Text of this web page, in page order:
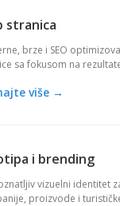
stranica
brze i SEO
sa fokusom na
više →
i brending
vizuelni identitet
proizvode i